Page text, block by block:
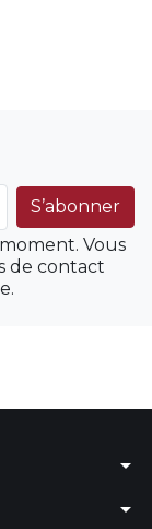
Vous
de contact
arrow_drop_down
arrow_drop_down